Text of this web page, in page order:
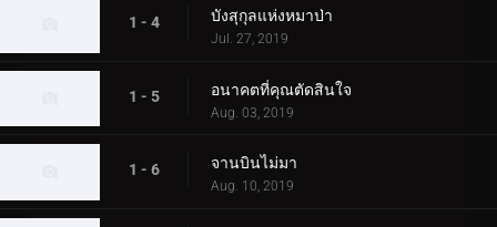
1 - 4 บังสุกุลแห่งหมาป่า
Jul. 27, 2019
1 - 5 อนาคตที่คุณตัดสินใจ
Aug. 03, 2019
1 - 6 จานบินไม่มา
Aug. 10, 2019